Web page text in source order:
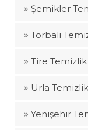
Şemikler
Torbalı
Tire
Urla
Yenişehir